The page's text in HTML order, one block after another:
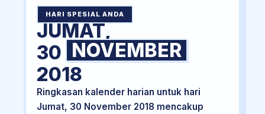
HARI SPESIAL ANDA
JUMAT,
30 NOVEMBER
2018
Ringkasan kalender harian untuk hari
Jumat, 30 November 2018 mencakup